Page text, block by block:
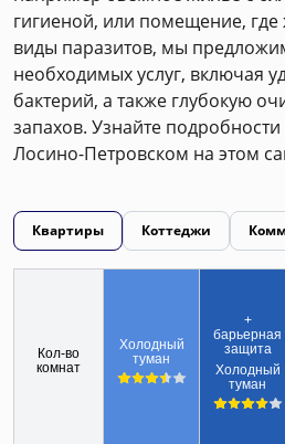
гигиеной, или помещение, где
виды паразитов, мы
необходимых услуг, включая
бактерий, а также глубокую
запахов. Узнайте
Лосино-Петровском на этом
Квартиры Коттеджи
Кол-во
комнат
Холодный
туман
+
барьерная
защита
Холодный
туман